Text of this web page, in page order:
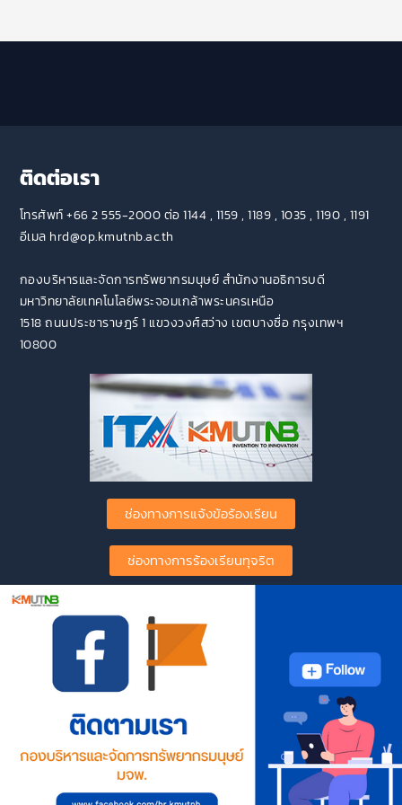
ติดต่อเรา
โทรศัพท์ +66 2 555-2000 ต่อ 1144 , 1159 , 1189 , 1035 , 1190 , 1191
อีเมล hrd@op.kmutnb.ac.th
กองบริหารและจัดการทรัพยากรมนุษย์ สำนักงานอธิการบดี
มหาวิทยาลัยเทคโนโลยีพระจอมเกล้าพระนครเหนือ
1518 ถนนประชาราษฎร์ 1 แขวงวงศ์สว่าง เขตบางซื่อ กรุงเทพฯ
10800
ช่องทางการแจ้งข้อร้องเรียน
ช่องทางการร้องเรียนทุจริต